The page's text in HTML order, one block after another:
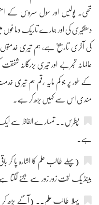
تھی۔ پولیس اور سول سروس کے
دستگیری کی اور ہمارے تاریک دماغوں
کی آخری تاریخ ہے، ہم تیری
عالمانہ تجربے اور تیری بزرگانہ شفقت
کے طور پر جو کم مایہ رقم ہم تیری
مندی اس سے کہیں بڑھ کر ہے۔
پطرس۔۔ تمہارے الفاظ سے
ہے۔
(پہلے طالب علم کا اشارہ پا کر
بینڈ یک لخت زور زور سے بجنے لگتا
پہلا طالب علم۔۔ (آگے بڑھ کر)